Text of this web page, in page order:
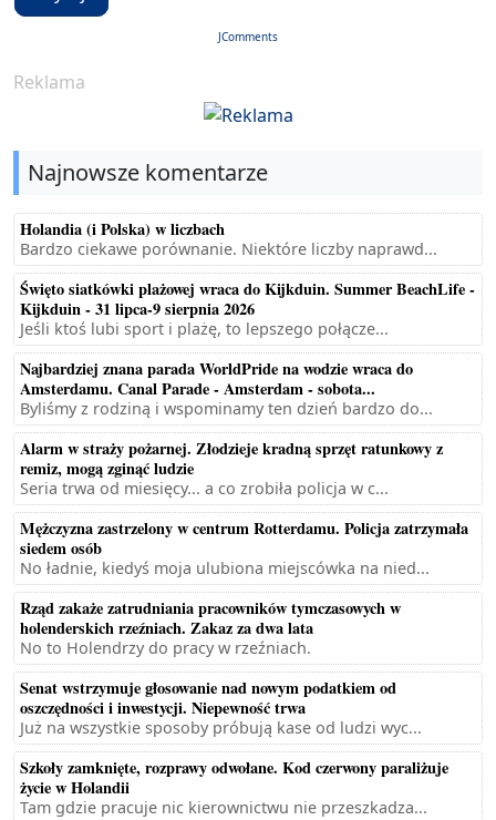
JComments
Reklama
Najnowsze komentarze
Holandia (i Polska) w liczbach
Bardzo ciekawe porównanie. Niektóre liczby naprawd...
Święto siatkówki plażowej wraca do Kijkduin. Summer BeachLife -
Kijkduin - 31 lipca-9 sierpnia 2026
Jeśli ktoś lubi sport i plażę, to lepszego połącze...
Najbardziej znana parada WorldPride na wodzie wraca do
Amsterdamu. Canal Parade - Amsterdam - sobota...
Byliśmy z rodziną i wspominamy ten dzień bardzo do...
Alarm w straży pożarnej. Złodzieje kradną sprzęt ratunkowy z
remiz, mogą zginąć ludzie
Seria trwa od miesięcy... a co zrobiła policja w c...
Mężczyzna zastrzelony w centrum Rotterdamu. Policja zatrzymała
siedem osób
No ładnie, kiedyś moja ulubiona miejscówka na nied...
Rząd zakaże zatrudniania pracowników tymczasowych w
holenderskich rzeźniach. Zakaz za dwa lata
No to Holendrzy do pracy w rzeźniach.
Senat wstrzymuje głosowanie nad nowym podatkiem od
oszczędności i inwestycji. Niepewność trwa
Już na wszystkie sposoby próbują kase od ludzi wyc...
Szkoły zamknięte, rozprawy odwołane. Kod czerwony paraliżuje
życie w Holandii
Tam gdzie pracuje nic kierownictwu nie przeszkadza...